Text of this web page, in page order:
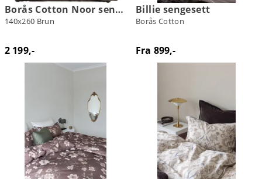
Borås Cotton Noor sengeteppe
140x260 Brun
2 199,-
Billie sengesett
Borås Cotton
Fra 899,-